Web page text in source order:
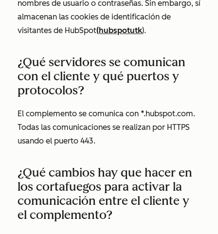
nombres de usuario o contraseñas. Sin embargo, sí
almacenan las cookies de identificación de
visitantes de HubSpot(hubspotutk).
¿Qué servidores se comunican
con el cliente y qué puertos y
protocolos?
El complemento se comunica con *.hubspot.com.
Todas las comunicaciones se realizan por HTTPS
usando el puerto 443.
¿Qué cambios hay que hacer en
los cortafuegos para activar la
comunicación entre el cliente y
el complemento?